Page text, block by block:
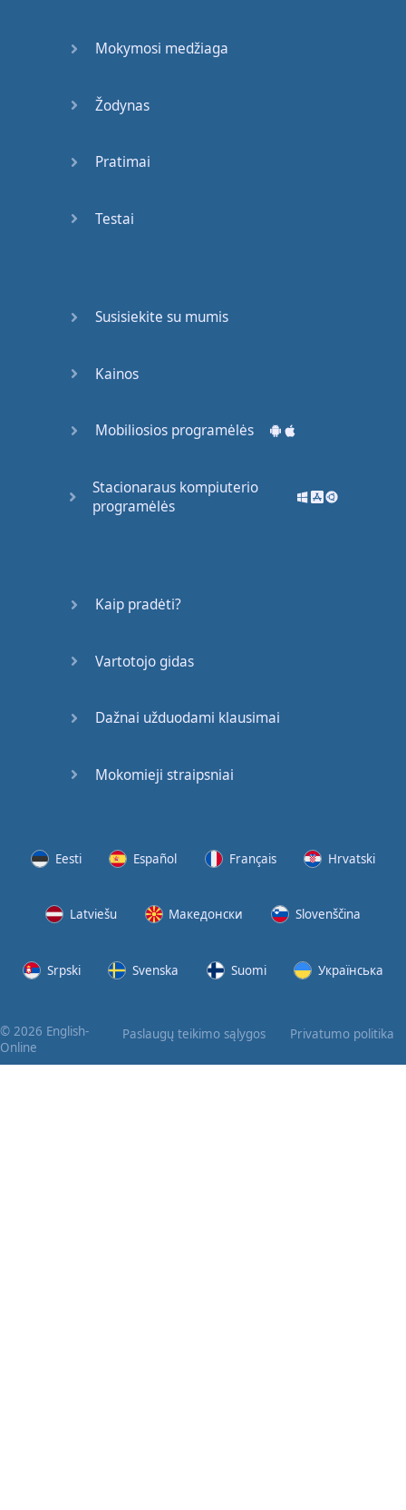
Mokymosi medžiaga
Žodynas
Pratimai
Testai
Susisiekite su mumis
Kainos
Mobiliosios programėlės
Stacionaraus kompiuterio
programėlės
Kaip pradėti?
Vartotojo gidas
Dažnai užduodami klausimai
Mokomieji straipsniai
Eesti Español Français Hrvatski
Latviešu Македонски Slovenščina
Srpski Svenska Suomi Українська
© 2026 English-
Online
Paslaugų teikimo sąlygos Privatumo politika